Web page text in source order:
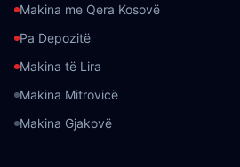
Makina me Qera Kosovë
Pa Depozitë
Makina të Lira
Makina Mitrovicë
Makina Gjakovë